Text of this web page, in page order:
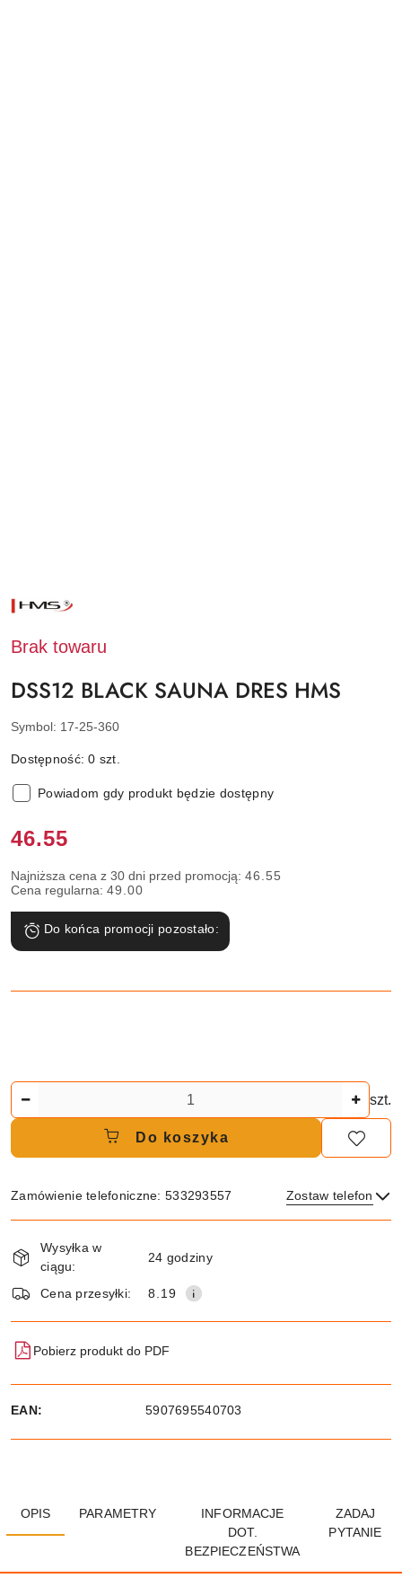
NAZWA
PRODUCENTA:
Brak towaru
DSS12 BLACK SAUNA DRES HMS
Symbol: 17-25-360
Dostępność:0 szt.
Powiadom gdy produkt będzie dostępny
Cena:
46.55
Najniższa cena z 30 dni przed promocją: 46.55
Cena regularna: 49.00
Do końca promocji pozostało:
szt.
Do koszyka
Zamówienie telefoniczne: 533293557 Zostaw telefon
i
dostawa
Wysyłka w
ciągu:
24 godziny
Cena przesyłki: 8.19
Pobierz produkt do PDF
EAN: 5907695540703
OPIS PARAMETRY
INFORMACJE
DOT.
BEZPIECZEŃSTWA
ZADAJ
PYTANIE